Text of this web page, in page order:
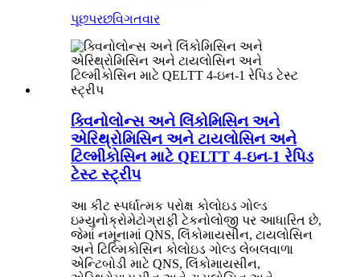
પૂછપરછવિગતવાર
ક્વિનોલોન્સ અને લિંકોમિસિન અને
એરિથ્રોમિસિન અને ટાયલોસિન અને
ટિલ્મીકોસિન માટે QELTT 4-ઇન-1 રેપિડ
ટેસ્ટ સ્ટ્રીપ
આ કીટ સ્પર્ધાત્મક પરોક્ષ કોલોઇડ ગોલ્ડ
ઇમ્યુનોક્રોમેટોગ્રાફી ટેકનોલોજી પર આધારિત છે,
જેમાં નમૂનામાં QNS, લિંકોમાયસીન, ટાયલોસિન
અને ટિલ્મિકોસિન કોલોઇડ ગોલ્ડ લેબલવાળા
એન્ટિબોડી માટે QNS, લિંકોમાયસીન,